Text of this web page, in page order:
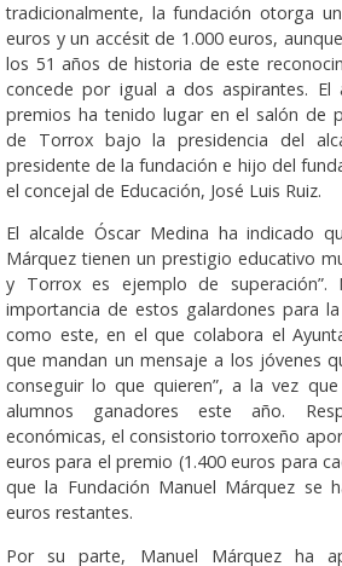
tradicionalmente, la fundación otorga
euros y un accésit de 1.000 euros,
los 51 años de historia de este
concede por igual a dos aspirantes.
premios ha tenido lugar en el salón de
de Torrox bajo la presidencia del
presidente de la fundación e hijo del
el concejal de Educación, José Luis Ruiz.
El alcalde Óscar Medina ha indicado
Márquez tienen un prestigio educativo
y Torrox es ejemplo de superación”.
importancia de estos galardones para
como este, en el que colabora el
que mandan un mensaje a los jóvenes
conseguir lo que quieren”, a la vez
alumnos ganadores este año.
económicas, el consistorio torroxeño
euros para el premio (1.400 euros para
que la Fundación Manuel Márquez se
euros restantes.
Por su parte, Manuel Márquez ha